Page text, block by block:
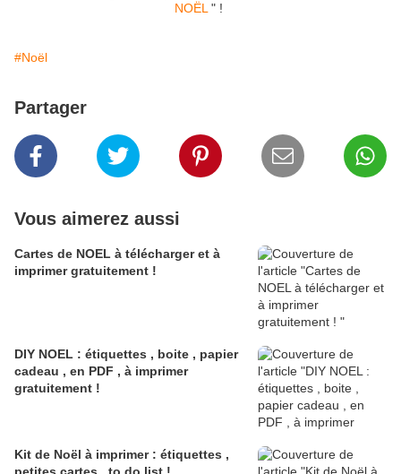
NOËL " !
#Noël
Partager
Vous aimerez aussi
Cartes de NOEL à télécharger et à
imprimer gratuitement !
DIY NOEL : étiquettes , boite , papier
cadeau , en PDF , à imprimer
gratuitement !
Kit de Noël à imprimer : étiquettes ,